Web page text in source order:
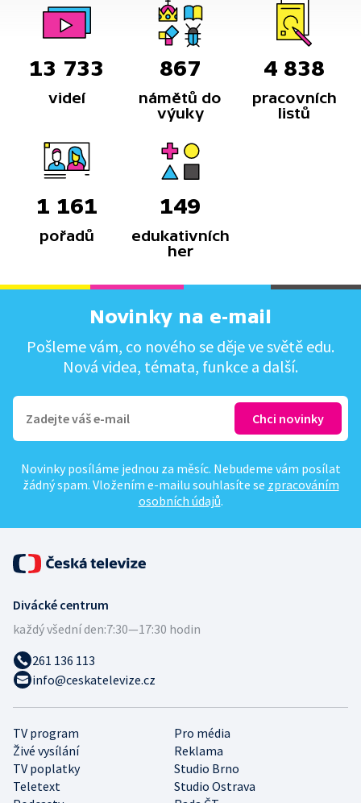
13 733
videí
867
námětů do
výuky
4 838
pracovních
listů
1 161
pořadů
149
edukativních
her
Novinky na e-mail
Pošleme vám, co nového se děje ve světě edu.
Nová videa, témata, funkce a další.
Novinky posíláme jednou za měsíc. Nebudeme vám posílat
žádný spam. Vložením e-mailu souhlasíte se zpracováním
osobních údajů.